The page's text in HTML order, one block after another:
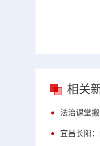
相关
法治课堂
宜昌长阳